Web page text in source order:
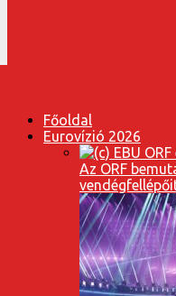
Főoldal
Eurovízió 2026
Az ORF